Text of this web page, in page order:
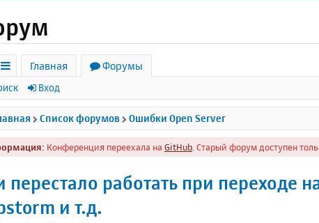
с
ы
л
к
Главная
Форумы
Вход
Список форумов Ошибки Open Server
Конференция переехала на GitHub . Старый форум доступен
перестало работать при переходе
и т.д.